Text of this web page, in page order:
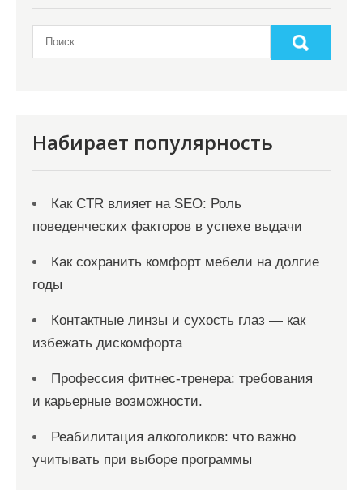
м
Набирает популярность
Как CTR влияет на SEO: Роль
поведенческих факторов в успехе выдачи
Как сохранить комфорт мебели на долгие
годы
Контактные линзы и сухость глаз — как
избежать дискомфорта
Профессия фитнес-тренера: требования
и карьерные возможности.
Реабилитация алкоголиков: что важно
учитывать при выборе программы